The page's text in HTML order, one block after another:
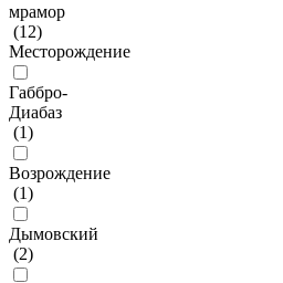
мрамор
(12)
Месторождение
Габбро-
Диабаз
(1)
Возрождение
(1)
Дымовский
(2)